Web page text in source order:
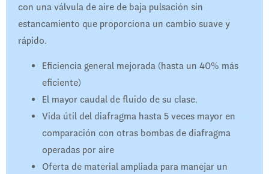
con una válvula de aire de baja pulsación sin
estancamiento que proporciona un cambio suave y
rápido.
Eficiencia general mejorada (hasta un 40% más
eficiente)
El mayor caudal de fluido de su clase.
Vida útil del diafragma hasta 5 veces mayor en
comparación con otras bombas de diafragma
operadas por aire
Oferta de material ampliada para manejar un